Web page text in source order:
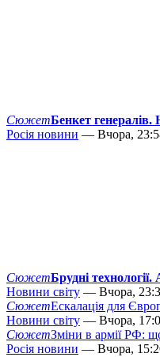
СюжетБенкет генералів.
Росія новини — Вчора,
СюжетБрудні
Новини світу — Вчора,
СюжетЕскалація для
Новини світу — Вчора,
СюжетЗміни в армії РФ:
Росія новини — Вчора,